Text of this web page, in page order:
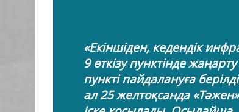
«Екіншіден, кедендік
9 өткізу пунктінде
пункті пайдалануға
ал 25 желтоқсанда